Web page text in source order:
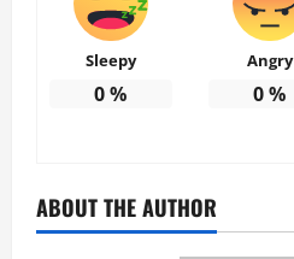
Sleepy
0%
Angry
0%
ABOUT THE AUTHOR